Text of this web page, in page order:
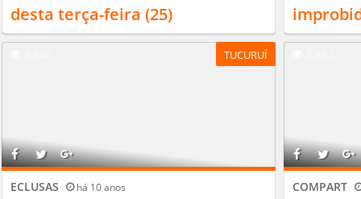
desta terça-feira (25)
TUCURUÍ
ECLUSAS há 10 anos COMPART